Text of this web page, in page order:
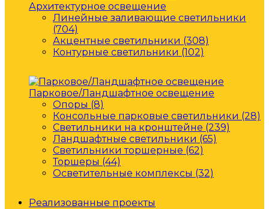
Архитектурное освещение
Линейные заливающие светильники
(704)
Акцентные светильники (308)
Контурные светильники (102)
Парковое/Ландшафтное освещение
Опоры (8)
Консольные парковые светильники (28)
Светильники на кронштейне (239)
Ландшафтные светильники (65)
Светильники торшерные (62)
Торшеры (44)
Осветительные комплексы (32)
Реализованные проекты